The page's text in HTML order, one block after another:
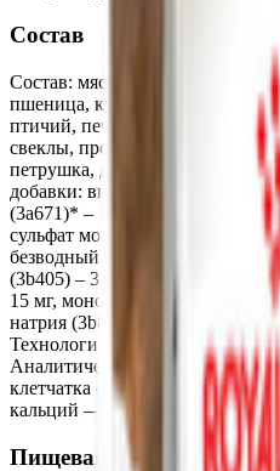
Состав
Состав: мясо птицы
пшеница, кукурузная
птичий, печень куриная
свеклы, продукты переработки
петрушка, душица). Кормовые
добавки: витамин А (3a672a) –
(3a671)* – 1500 МЕ, витамин Е
сульфат моногидрат (3b103) –
безводный (3b202) – 1,13 мг,
(3b405) – 3,75 мг, моногидрат
15 мг, моногидрат сульфата
натрия (3b801) – 0,075 мг,
Технологические добавки:
Аналитические
клетчатка — 3,5%, сырой жир
кальций — 1,4%, фосфор —
Пищевая ценность на